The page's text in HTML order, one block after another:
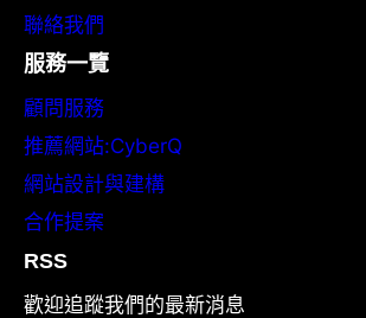
聯絡我們
服務一覽
顧問服務
推薦網站:CyberQ
網站設計與建構
合作提案
RSS
歡迎追蹤我們的最新消息